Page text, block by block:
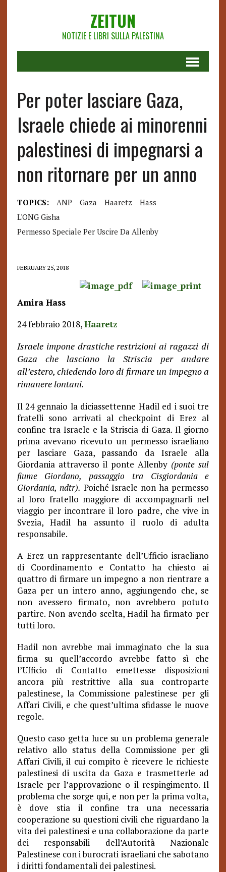
ZEITUN
NOTIZIE E LIBRI SULLA PALESTINA
Per poter lasciare Gaza,
Israele chiede ai minorenni
palestinesi di impegnarsi a
non ritornare per un anno
TOPICS: ANP Gaza Haaretz
Hass
L'ONG Gisha
Permesso Speciale Per Uscire Da Allenby
FEBRUARY 25, 2018
Amira Hass
24 febbraio 2018,Haaretz
Israele impone drastiche restrizioni ai ragazzi di
Gaza che lasciano la Striscia per andare
all’estero, chiedendo loro di firmare un impegno a
rimanere lontani.
Il 24 gennaio la diciassettenne Hadil ed i suoi tre
fratelli sono arrivati al checkpoint di Erez al
confine tra Israele e la Striscia di Gaza. Il giorno
prima avevano ricevuto un permesso israeliano
per lasciare Gaza, passando da Israele alla
Giordania attraverso il ponte Allenby (ponte sul
fiume Giordano, passaggio tra
Cisgiordania e
Giordania, ndtr). Poiché Israele non ha permesso
al loro fratello maggiore di accompagnarli nel
viaggio per incontrare il loro padre, che vive in
Svezia, Hadil ha assunto il ruolo di adulta
responsabile.
A Erez un rappresentante dell’Ufficio israeliano
di Coordinamento e Contatto ha chiesto ai
quattro di firmare un impegno a non rientrare a
Gaza per un intero anno, aggiungendo che, se
non avessero firmato, non avrebbero potuto
partire. Non avendo scelta, Hadil ha firmato per
tutti loro.
Hadil non avrebbe mai immaginato che la sua
firma su quell’accordo avrebbe fatto sì che
l’Ufficio di Contatto emettesse disposizioni
ancora più restrittive alla sua controparte
palestinese, la Commissione palestinese per gli
Affari Civili, e che quest’ultima sfidasse le nuove
regole.
Questo caso getta luce su un problema generale
relativo allo status della Commissione per gli
Affari Civili, il cui compito è ricevere le richieste
palestinesi di uscita da Gaza e trasmetterle ad
Israele per l’approvazione o il respingimento. Il
problema che sorge qui, e non per la prima volta,
è dove stia il confine tra una necessaria
cooperazione su questioni civili che riguardano la
vita dei palestinesi e una collaborazione da parte
dei responsabili dell’Autorità Nazionale
Palestinese con i burocrati israeliani che sabotano
i diritti fondamentali dei palestinesi.